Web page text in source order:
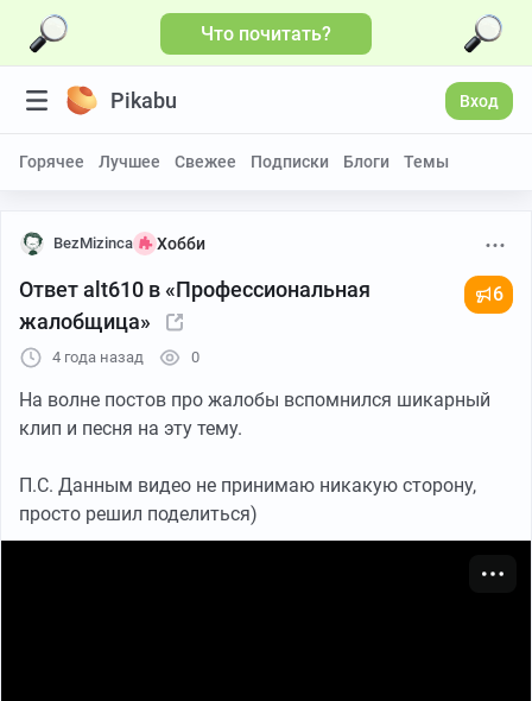
Что почитать?
Pikabu Вход
Горячее Лучшее Свежее Подписки Блоги Темы
BezMizinca Хобби
Ответ alt610 в «Профессиональная
жалобщица»
6
4 года назад 0
На волне постов про жалобы вспомнился шикарный
клип и песня на эту тему.
П.С. Данным видео не принимаю никакую сторону,
просто решил поделиться)
Больше видео